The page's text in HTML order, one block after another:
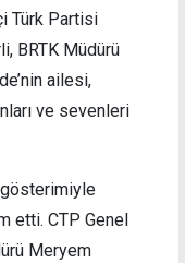
Türk Partisi
BRTK Müdürü
ailesi,
ve sevenleri
etti. CTP Genel
Meryem